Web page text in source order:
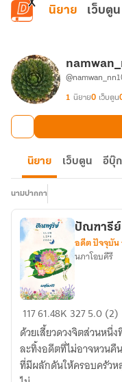
ข้ามไปยังเนื้อหาหลัก
นิยาย เว็บตูน
1 นิยาย0 เว็บตูน
นิยาย เว็บตูน อีบุ๊ก
นามปากกา
ปัณฑา
รีย์
(Slow
Life
2564)
ปัณฑารีย์
อดีต ปัจจุบั
นภาโอบคีรี
11761.48K 3275.0 (2)
ด้วยเสี้ยวดวงจิตส่วนหนึ่
ละทิ้งอดีตที่ไม่อาจหวนคื
ที่มีผลักดันให้ครอบครัวห